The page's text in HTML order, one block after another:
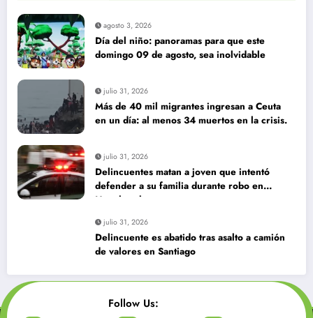
agosto 3, 2026
Día del niño: panoramas para que este
domingo 09 de agosto, sea inolvidable
julio 31, 2026
Más de 40 mil migrantes ingresan a Ceuta
en un día: al menos 34 muertos en la crisis.
julio 31, 2026
Delincuentes matan a joven que intentó
defender a su familia durante robo en
Huechuraba
julio 31, 2026
Delincuente es abatido tras asalto a camión
de valores en Santiago
Follow Us: